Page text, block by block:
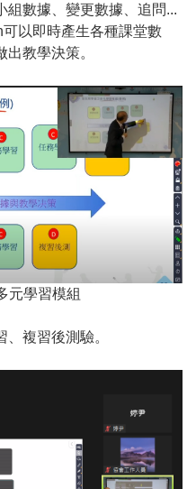
組數據、變更數據、追問...
以即時產生各種課堂數
教學決策。
元學習模組
複習後測驗。